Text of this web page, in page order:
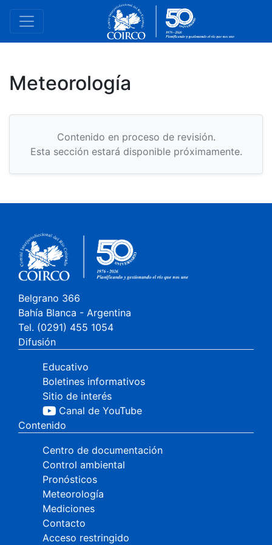
Meteorología
Contenido en proceso de revisión.
Esta sección estará disponible próximamente.
Belgrano 366
Bahía Blanca - Argentina
Tel. (0291) 455 1054
Difusión
Educativo
Boletines informativos
Sitio de interés
Canal de YouTube
Contenido
Centro de documentación
Control ambiental
Pronósticos
Meteorología
Mediciones
Contacto
Acceso restringido